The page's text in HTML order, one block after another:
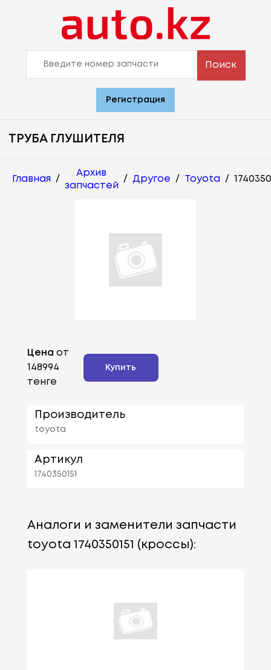
Поиск
Регистрация
ТРУБА ГЛУШИТЕЛЯ
Главная /
Архив
запчастей
/ Другое / Toyota /
Цена от
148994
тенге
Купить
Производитель
toyota
Артикул
1740350151
Аналоги и заменители запчасти
toyota 1740350151 (кроссы):